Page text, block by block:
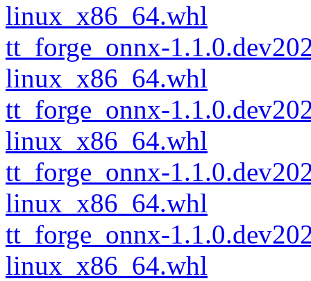
linux_x86_64.whl
tt_forge_onnx-
linux_x86_64.whl
tt_forge_onnx-
linux_x86_64.whl
tt_forge_onnx-
linux_x86_64.whl
tt_forge_onnx-
linux_x86_64.whl